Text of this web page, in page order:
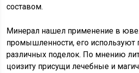
составом.
Минерал нашел применение в
промышленности, его используют
различных поделок. По мнению
цоизиту присущи лечебные и